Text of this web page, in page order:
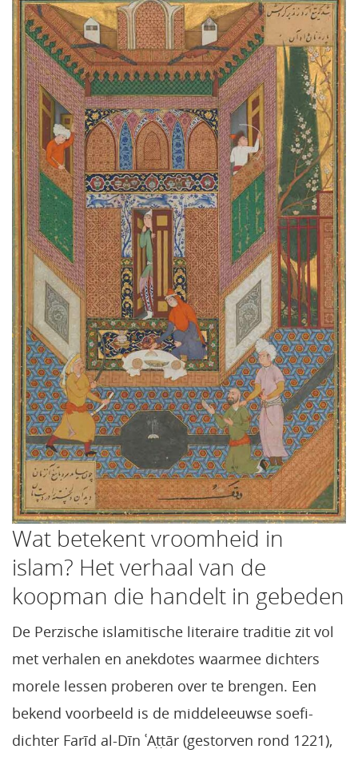
Wat betekent vroomheid in
islam? Het verhaal van de
koopman die handelt in gebeden
De Perzische islamitische literaire traditie zit vol
met verhalen en anekdotes waarmee dichters
morele lessen proberen over te brengen. Een
bekend voorbeeld is de middeleeuwse soefi-
dichter Farīd al-Dīn ʿAṭṭār (gestorven rond 1221),